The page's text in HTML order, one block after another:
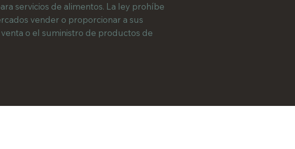
servicios de alimentos. La ley prohíbe
vender o proporcionar a sus
o el suministro de productos de